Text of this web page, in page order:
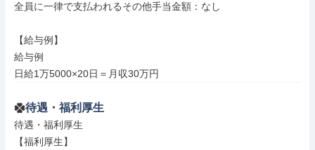
全員に一律で支払われるその他手当金額：なし
【給与例】
給与例
日給1万5000×20日＝月収30万円
待遇・福利厚生
待遇・福利厚生
【福利厚生】